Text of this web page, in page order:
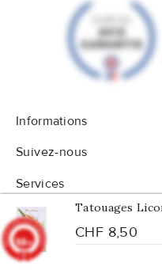
Tatouages
CHF 8,50
Informations
Suivez-nous
Services
9.8/10
902 avis